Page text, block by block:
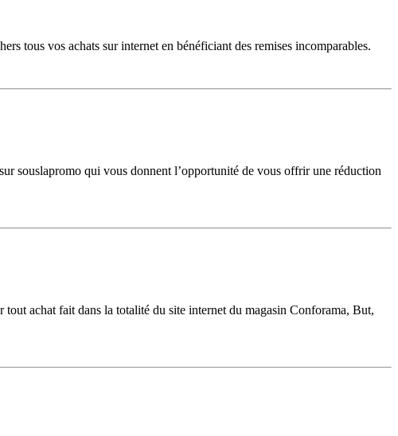
tous vos achats sur internet en bénéficiant des remises incomparables.
souslapromo qui vous donnent l’opportunité de vous offrir une réduction
achat fait dans la totalité du site internet du magasin Conforama, But,